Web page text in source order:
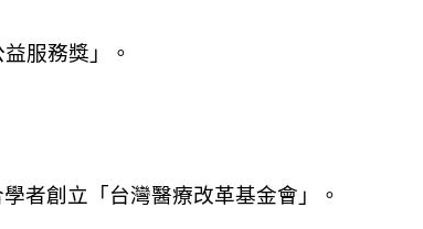
服務獎」。
者創立「台灣醫療改革基金會」。